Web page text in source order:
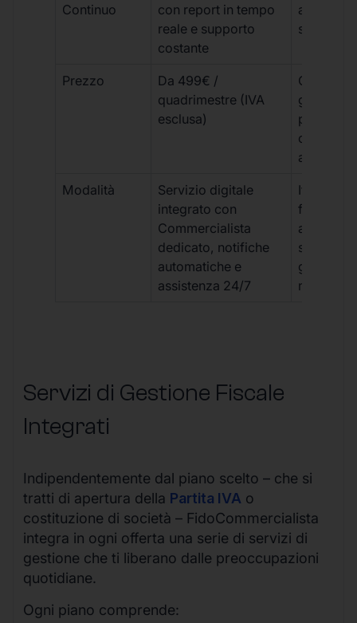
Continuo
con report in tempo
reale e supporto
costante
sporadici
Prezzo
Da 499€ /
quadrimestre (IVA
esclusa)
Costi
più
ogni
Modalità
Servizio digitale
integrato con
Commercialista
dedicato, notifiche
automatiche e
assistenza 24/7
Iter
studio e
gestione
manuale
Servizi di Gestione Fiscale
Integrati
Indipendentemente dal piano scelto – che si
tratti di apertura della Partita IVA o
costituzione di società – FidoCommercialista
integra in ogni offerta una serie di servizi di
gestione che ti liberano dalle preoccupazioni
quotidiane.
Ogni piano comprende: